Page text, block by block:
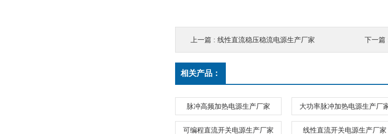
上一篇 : 线性直流稳压稳流电源生产厂家 下一篇
相关产品：
脉冲高频加热电源生产厂家 大功率脉冲加热电源生产厂
可编程直流开关电源生产厂家 线性直流开关电源生产厂家